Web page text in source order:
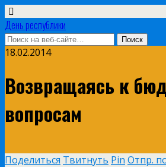
День республики
18.02.2014
Возвращаясь к
вопросам
Поделиться Твитнуть Pin Отпр.